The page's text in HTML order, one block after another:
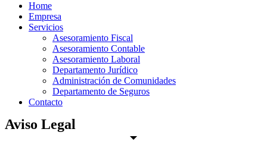
Home
Empresa
Servicios
Asesoramiento Fiscal
Asesoramiento Contable
Asesoramiento Laboral
Departamento Jurídico
Administración de Comunidades
Departamento de Seguros
Contacto
Aviso Legal